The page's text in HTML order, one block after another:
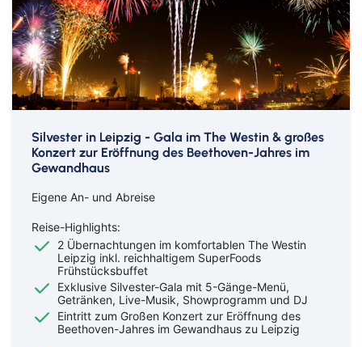
Silvester in Leipzig - Gala im The Westin & großes
Konzert zur Eröffnung des Beethoven-Jahres im
Gewandhaus
Eigene An- und Abreise
Reise-Highlights:
2 Übernachtungen im komfortablen The Westin
Leipzig inkl. reichhaltigem SuperFoods
Frühstücksbuffet
Exklusive Silvester-Gala mit 5-Gänge-Menü,
Getränken, Live-Musik, Showprogramm und DJ
Eintritt zum Großen Konzert zur Eröffnung des
Beethoven-Jahres im Gewandhaus zu Leipzig